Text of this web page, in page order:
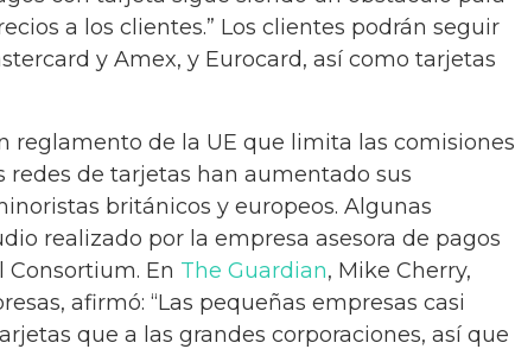
a los clientes.” Los clientes podrán seguir
y Amex, y Eurocard, así como tarjetas
reglamento de la UE que limita las comisiones
redes de tarjetas han aumentado sus
británicos y europeos. Algunas
realizado por la empresa asesora de pagos
En The Guardian, Mike Cherry,
afirmó: “Las pequeñas empresas casi
que a las grandes corporaciones, así que